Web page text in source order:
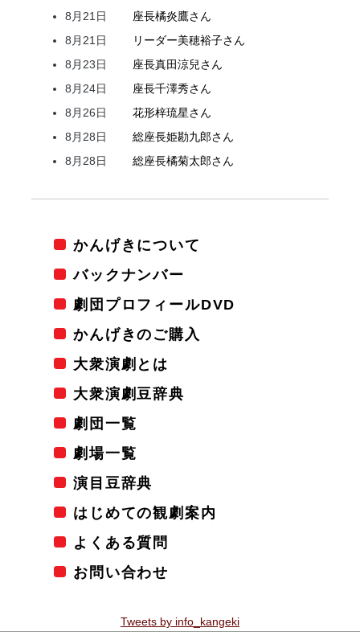
8月21日
座長橘炎鷹さん
8月21日
リーダー美穂裕子さん
8月23日
座長真田涼兒さん
8月24日
座長千澤秀さん
8月26日
花形梓琉星さん
8月28日
総座長姫勘九郎さん
8月28日
総座長橘菊太郎さん
かんげきについて
バックナンバー
劇団プロフィールDVD
かんげきのご購入
大衆演劇とは
大衆演劇豆辞典
劇団一覧
劇場一覧
演目豆辞典
はじめての観劇案内
よくある質問
お問い合わせ
Tweets by info_kangeki